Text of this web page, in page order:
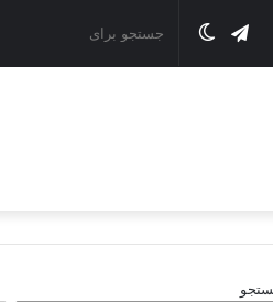
تغییرتلگرام